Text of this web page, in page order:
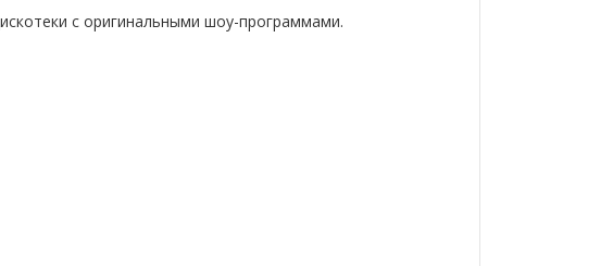
с оригинальными шоу-программами.